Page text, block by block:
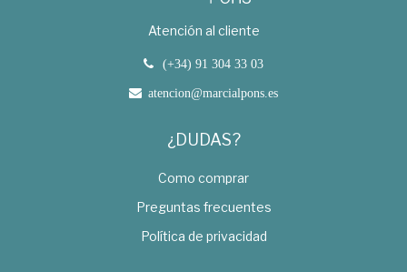
Atención al cliente
(+34) 91 304 33 03
atencion@marcialpons.es
¿DUDAS?
Como comprar
Preguntas frecuentes
Política de privacidad